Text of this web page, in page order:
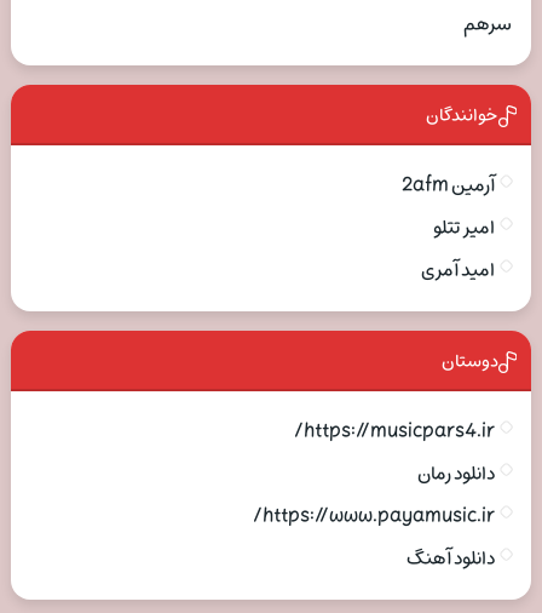
سرهم
خوانندگان
آرمین 2afm
امیر تتلو
امید آمری
دوستان
https://musicpars4.ir/
دانلود رمان
https://www.payamusic.ir/
دانلود آهنگ